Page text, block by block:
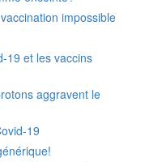
impossible
19 et les vaccins
aggravent le
19